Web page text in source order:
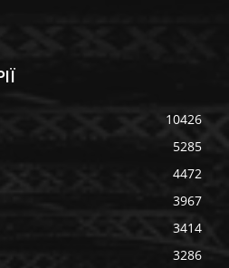
10426
5285
4472
3967
3414
3286